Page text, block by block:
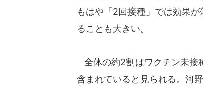
もはや「2回接種」では効果
ることも大きい。
全体の約2割はワクチン未接
含まれていると見られる。河